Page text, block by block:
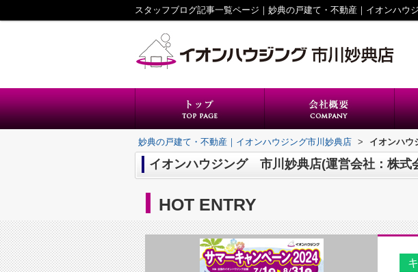
スタッフブログ記事一覧ページ｜妙典の戸建て・不動産｜イオンハウ
妙典の戸建て・不動産｜イオンハウジング市川妙典店 > イオンハウ
イオンハウジング 市川妙典店(運営会社：株式
HOT ENTRY